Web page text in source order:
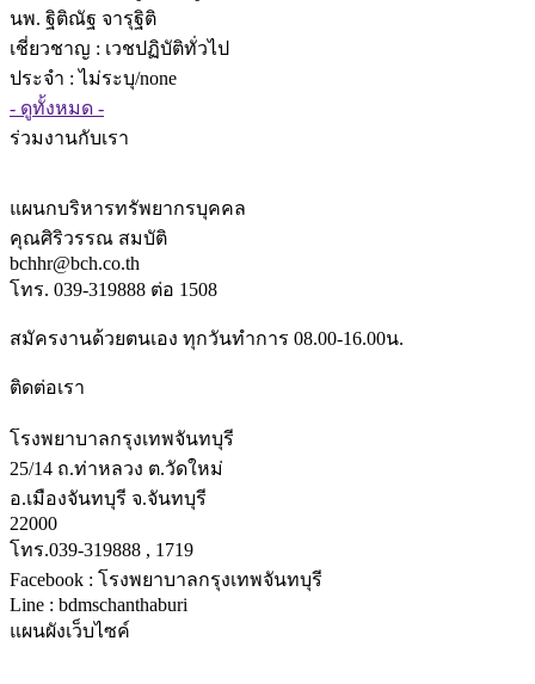
นพ. ฐิติณัฐ จารุฐิติ
เชี่ยวชาญ : เวชปฏิบัติทั่วไป
ประจำ : ไม่ระบุ/none
- ดูทั้งหมด -
ร่วมงานกับเรา
แผนกบริหารทรัพยากรบุคคล
คุณศิริวรรณ สมบัติ
bchhr@bch.co.th
โทร. 039-319888 ต่อ 1508
สมัครงานด้วยตนเอง ทุกวันทำการ 08.00-16.00น.
ติดต่อเรา
โรงพยาบาลกรุงเทพจันทบุรี
25/14 ถ.ท่าหลวง ต.วัดใหม่
อ.เมืองจันทบุรี จ.จันทบุรี
22000
โทร.039-319888 , 1719
Facebook : โรงพยาบาลกรุงเทพจันทบุรี
Line : bdmschanthaburi
แผนผังเว็บไซค์